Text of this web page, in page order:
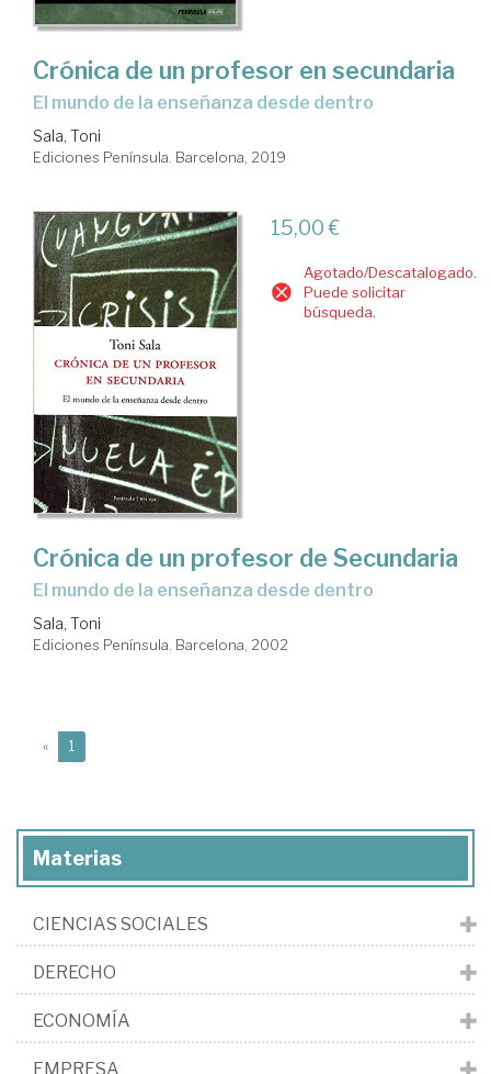
Crónica de un profesor en secundaria
el mundo de la enseñanza desde dentro
Sala, Toni
Ediciones Península. Barcelona, 2019
15,00 €
Agotado/Descatalogado.
Puede solicitar
búsqueda.
Crónica de un profesor de Secundaria
el mundo de la enseñanza desde dentro
Sala, Toni
Ediciones Península. Barcelona, 2002
« 1
Materias
CIENCIAS SOCIALES
DERECHO
ECONOMÍA
EMPRESA